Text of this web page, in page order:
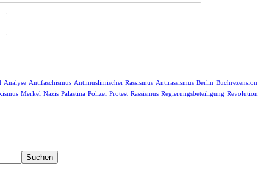
Analyse Antifaschismus Antimuslimischer Rassismus Antirassismus Berlin Buchrezension
Merkel Nazis Palästina Polizei Protest Rassismus Regierungsbeteiligung Revolution
Suchen